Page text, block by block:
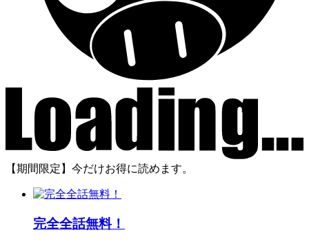
【期間限定】今だけお得に読めます。
完全全話無料！